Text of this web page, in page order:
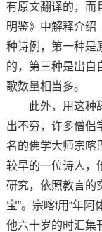
有原文翻译的，而
明鉴》中解释介绍
种诗例，第一种是
的，第三种是出自
歌数量相当多。
此外，用这种辞
出不穷，许多僧侣
名的佛学大师宗喀
较早的一位诗人，
研究，依照教言的
宝”。宗喀f用“年
他六十岁的时汇集